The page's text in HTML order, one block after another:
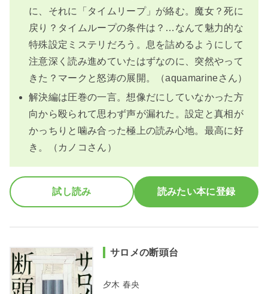
に、それに「タイムリープ」が絡む。魔女？死に
戻り？タイムループの条件は？…なんて魅力的な
特殊設定ミステリだろう。息を詰めるようにして
注意深く読み進めていたはずなのに、突然やって
きた？マークと怒涛の展開。（aquamarineさん）
解決編は圧巻の一言。想像だにしていなかった方
向から殴られて思わず声が漏れた。設定と真相が
かっちりと噛み合った極上の読み心地。最高に好
き。（カノコさん）
試し読み 読みたい本に登録
サロメの断頭台
夕木 春央